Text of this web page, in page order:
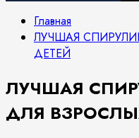
Главная
ЛУЧШАЯ
ДЕТЕЙ
ЛУЧШАЯ
ДЛЯ